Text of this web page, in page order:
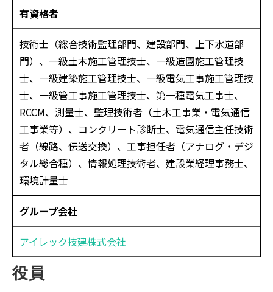
有資格者
技術士（総合技術監理部門、建設部門、上下水道部
門）、一級土木施工管理技士、一級造園施工管理技
士、一級建築施工管理技士、一級電気工事施工管理技
士、一級管工事施工管理技士、第一種電気工事士、
RCCM、測量士、監理技術者（土木工事業・電気通信
工事業等）、コンクリート診断士、電気通信主任技術
者（線路、伝送交換）、工事担任者（アナログ・デジ
タル総合種）、情報処理技術者、建設業経理事務士、
環境計量士
グループ会社
アイレック技建株式会社
役員